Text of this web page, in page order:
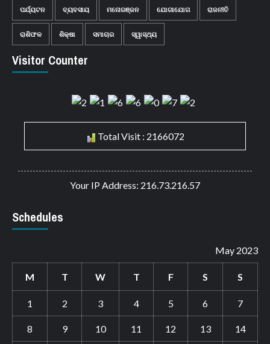
ପର୍ଯ୍ୟଟନ ବ୍ୟବସାୟ ମନୋରଞ୍ଜନ ଯୋଗାଯୋଗ ରାଜନୀତି
ରାଶିଫଳ ଶିକ୍ଷା ସମାଚାର ସ୍ୱାସ୍ଥ୍ୟ
Visitor Counter
Total Visit : 2166072
Your IP Address: 216.73.216.57
Schedules
May 2023
M T W T F S S
1 2 3 4 5 6 7
8 9 10 11 12 13 14